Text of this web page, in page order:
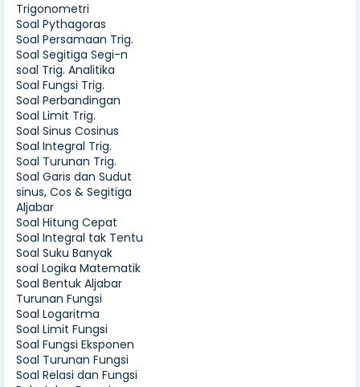
Trigonometri
Soal Pythagoras
Soal Persamaan Trig.
Soal Segitiga Segi-n
soal Trig. Analitika
Soal Fungsi Trig.
Soal Perbandingan
Soal Limit Trig.
Soal Sinus Cosinus
Soal Integral Trig.
Soal Turunan Trig.
Soal Garis dan Sudut
sinus, Cos & Segitiga
Aljabar
Soal Hitung Cepat
Soal Integral tak Tentu
Soal Suku Banyak
soal Logika Matematik
Soal Bentuk Aljabar
Turunan Fungsi
Soal Logaritma
Soal Limit Fungsi
Soal Fungsi Eksponen
Soal Turunan Fungsi
Soal Relasi dan Fungsi